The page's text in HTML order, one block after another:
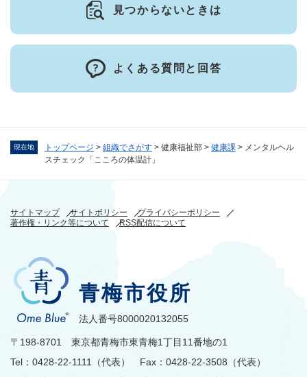
現在地 トップページ > 組織でさがす > 健康福祉部 > 健康課 > メンタルヘル
スチェック「こころの体温計」
見つからないときは
よくある質問と回答
サイトマップ サイトポリシー
プライバシーポリシー
著作権・リンク等について
RSS配信について
青梅市役所
法人番号8000020132055
〒198-8701 東京都青梅市東青梅1丁目11番地の1
Tel：0428-22-1111（代表） Fax：0428-22-3508（代表）